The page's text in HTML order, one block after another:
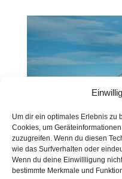
Um dir ein optimales Erlebnis zu
Cookies, um
zuzugreifen. Wenn du diesen
wie das Surfverhalten oder
Wenn du deine Einwillligung
bestimmte Merkmale und